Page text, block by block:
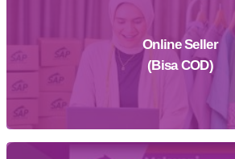
Daftar Sekarang
Online Seller
(Bisa COD)